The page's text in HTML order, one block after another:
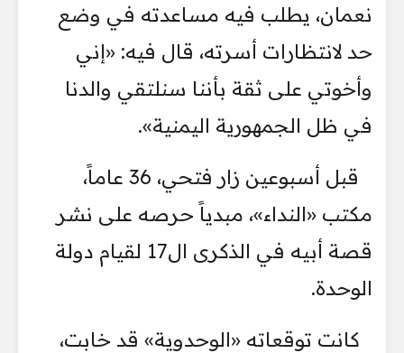
نعمان، يطلب فيه مساعدته في وضع
حد لانتظارات أسرته، قال فيه: «إني
وأخوتي على ثقة بأننا سنلتقي والدنا
في ظل الجمهورية اليمنية».
قبل أسبوعين زار فتحي، 36 عاماً،
مكتب «النداء»، مبدياً حرصه على نشر
قصة أبيه في الذكرى ال17 لقيام دولة
الوحدة.
كانت توقعاته «الوحدوية» قد خابت،